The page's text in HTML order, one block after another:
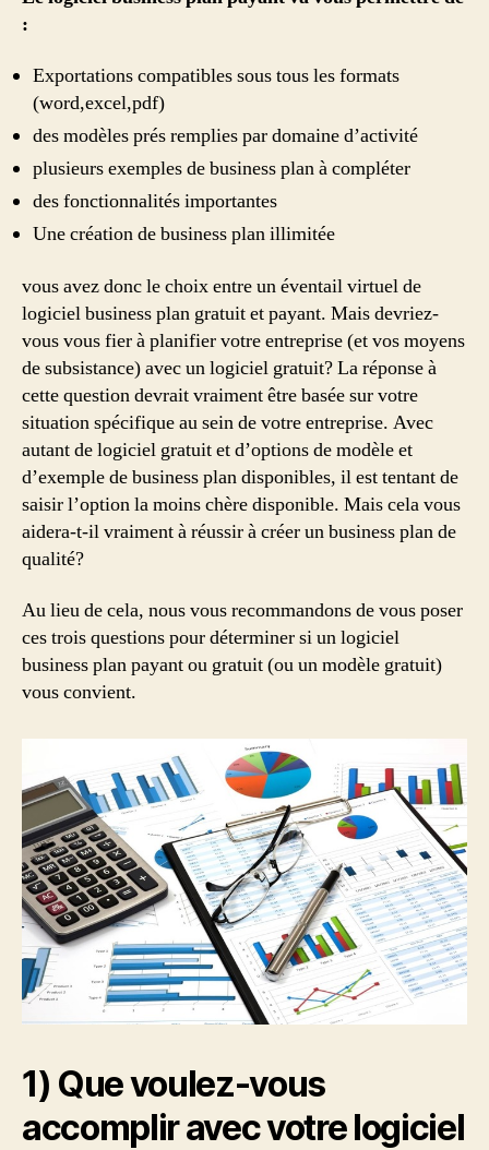
:
Exportations compatibles sous tous les formats
(word,excel,pdf)
des modèles prés remplies par domaine d’activité
plusieurs exemples de business plan à compléter
des fonctionnalités importantes
Une création de business plan illimitée
vous avez donc le choix entre un éventail virtuel de
logiciel business plan gratuit et payant. Mais devriez-
vous vous fier à planifier votre entreprise (et vos moyens
de subsistance) avec un logiciel gratuit? La réponse à
cette question devrait vraiment être basée sur votre
situation spécifique au sein de votre entreprise. Avec
autant de logiciel gratuit et d’options de modèle et
d’exemple de business plan disponibles, il est tentant de
saisir l’option la moins chère disponible. Mais cela vous
aidera-t-il vraiment à réussir à créer un business plan de
qualité?
Au lieu de cela, nous vous recommandons de vous poser
ces trois questions pour déterminer si un logiciel
business plan payant ou gratuit (ou un modèle gratuit)
vous convient.
1) Que voulez-vous
accomplir avec votre logiciel